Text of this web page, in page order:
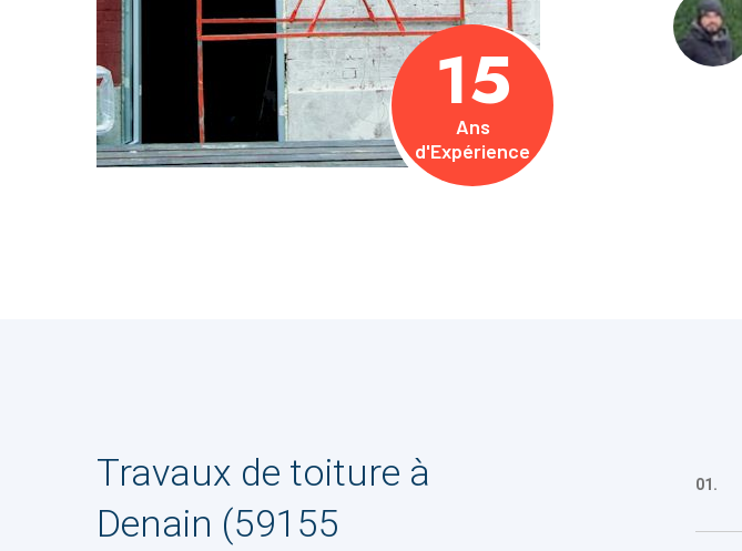
15
Ans
d'Expérience
Travaux de toiture à
Denain (59155
01.